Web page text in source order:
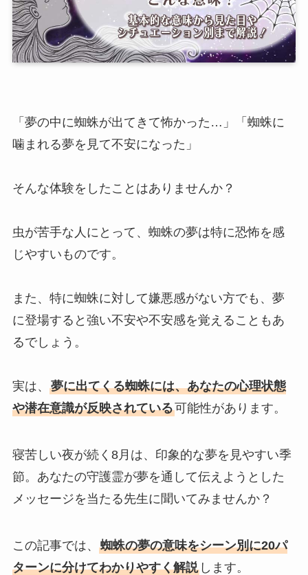
「夢の中に蜘蛛が出てきて怖かった…」「蜘蛛に
噛まれる夢を見て不安になった」
そんな体験をしたことはありませんか？
虫が苦手な人にとって、蜘蛛の夢は特に恐怖を感
じやすいものです。
また、特に蜘蛛に対して嫌悪感がない方でも、夢
に登場すると強い不安や不安感を覚えることもあ
るでしょう。
実は、 夢に出てくる蜘蛛には、あなたの心理状態
や潜在意識が反映されている可能性があります。
寝苦しい夜が続く8月は、印象的な夢を見やすい季
節。あなたの守護霊が夢を通して伝えようとした
メッセージを当たる先生に聞いてみませんか？
この記事では、 蜘蛛の夢の意味をシーン別に20パ
ターンに分けてわかりやすく解説します。